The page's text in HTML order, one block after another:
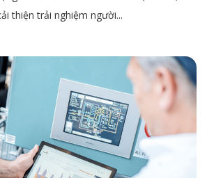
thiện trải nghiệm người...